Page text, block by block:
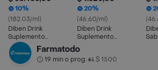
10%
(182.03/ml)
Diben Drink
Suplemento
Alimenticio Líquido
Sabor a Vainilla
20%
(46.60/ml)
Diben Drink
Suplemento
Farmatodo
19 min o prog.• $ 1500